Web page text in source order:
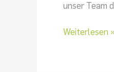
unser Team
Weiterlesen